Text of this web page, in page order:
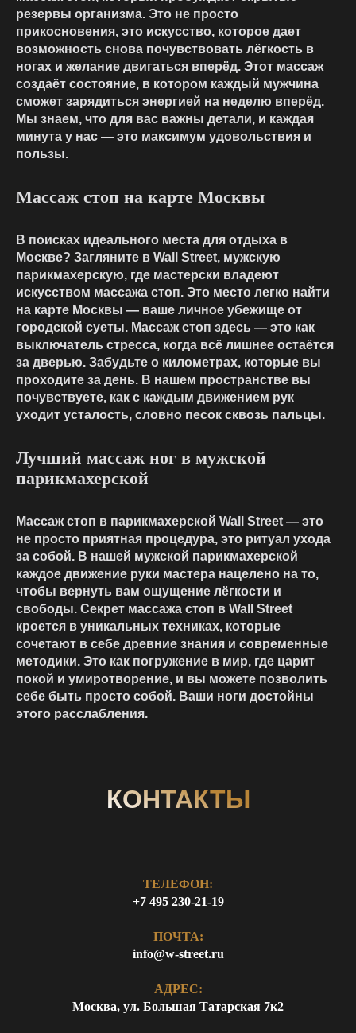
резервы организма. Это не просто
прикосновения, это искусство, которое дает
возможность снова почувствовать лёгкость в
ногах и желание двигаться вперёд. Этот массаж
создаёт состояние, в котором каждый мужчина
сможет зарядиться энергией на неделю вперёд.
Мы знаем, что для вас важны детали, и каждая
минута у нас — это максимум удовольствия и
пользы.
Массаж стоп на карте Москвы
В поисках идеального места для отдыха в
Москве? Загляните в Wall Street, мужскую
парикмахерскую, где мастерски владеют
искусством массажа стоп. Это место легко найти
на карте Москвы — ваше личное убежище от
городской суеты. Массаж стоп здесь — это как
выключатель стресса, когда всё лишнее остаётся
за дверью. Забудьте о километрах, которые вы
проходите за день. В нашем пространстве вы
почувствуете, как с каждым движением рук
уходит усталость, словно песок сквозь пальцы.
Лучший массаж ног в мужской
парикмахерской
Массаж стоп в парикмахерской Wall Street — это
не просто приятная процедура, это ритуал ухода
за собой. В нашей мужской парикмахерской
каждое движение руки мастера нацелено на то,
чтобы вернуть вам ощущение лёгкости и
свободы. Секрет массажа стоп в Wall Street
кроется в уникальных техниках, которые
сочетают в себе древние знания и современные
методики. Это как погружение в мир, где царит
покой и умиротворение, и вы можете позволить
себе быть просто собой. Ваши ноги достойны
этого расслабления.
КОНТАКТЫ
ТЕЛЕФОН:
+7 495 230-21-19
ПОЧТА:
info@w-street.ru
АДРЕС:
Москва, ул. Большая Татарская 7к2